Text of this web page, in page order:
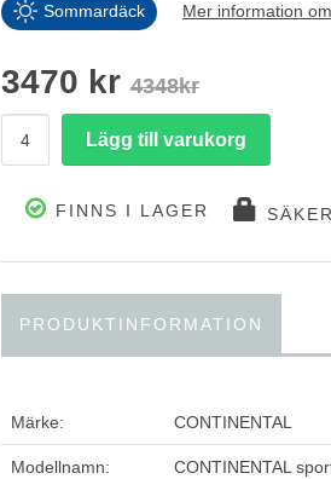
Sommardäck Mer information
3470 kr 4348kr
FINNS I LAGER
PRODUKTINFORMATION
Märke: CONTINENTAL
Modellnamn: CONTINENTAL